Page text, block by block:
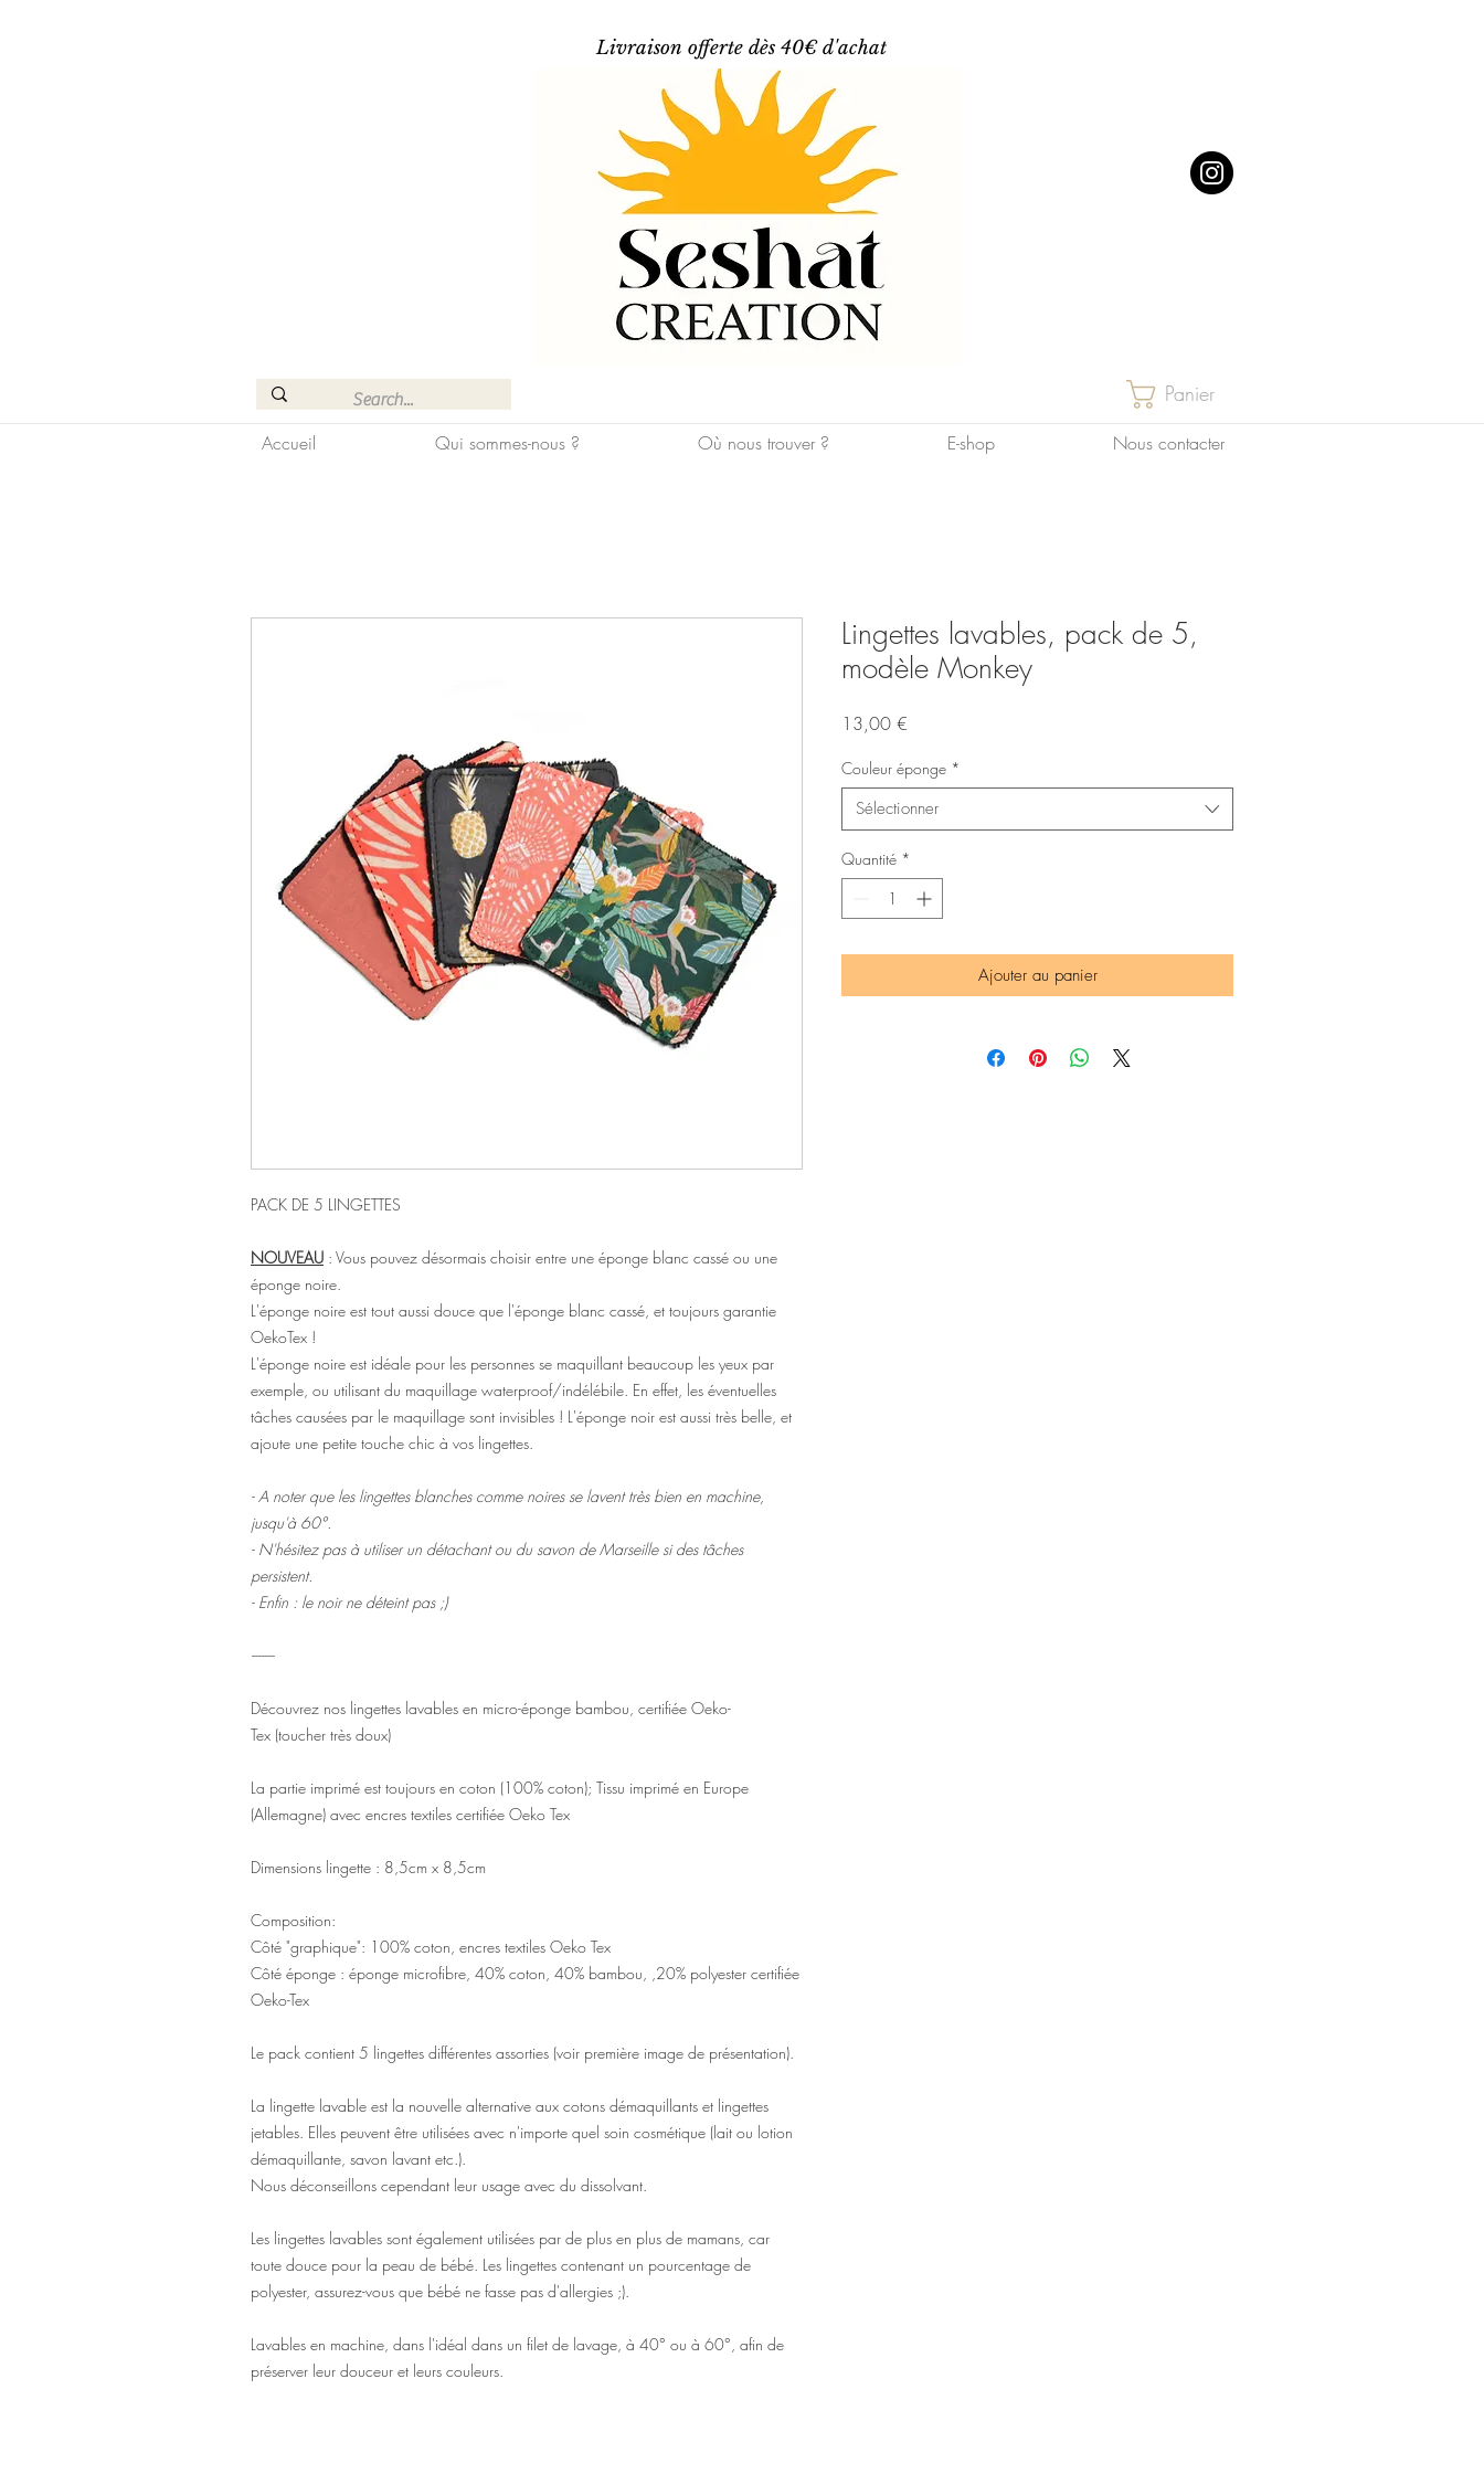
Livraison offerte dès 40€ d'achat
Panier
Accueil Qui sommes-nous ? Où nous trouver ? E-shop Nous contacter
PACK DE 5 LINGETTES
NOUVEAU : Vous pouvez désormais choisir entre une éponge blanc cassé ou une
éponge noire.
L'éponge noire est tout aussi douce que l'éponge blanc cassé, et toujours garantie
OekoTex !
L'éponge noire est idéale pour les personnes se maquillant beaucoup les yeux par
exemple, ou utilisant du maquillage waterproof/indélébile. En effet, les éventuelles
tâches causées par le maquillage sont invisibles ! L'éponge noir est aussi très belle, et
ajoute une petite touche chic à vos lingettes.
- A noter que les lingettes blanches comme noires se lavent très bien en machine,
jusqu'à 60°.
- N'hésitez pas à utiliser un détachant ou du savon de Marseille si des tâches
persistent.
- Enfin : le noir ne déteint pas ;)
-------
Découvrez nos lingettes lavables en micro-éponge bambou, certifiée Oeko-
Tex (toucher très doux)
La partie imprimé est toujours en coton (100% coton); Tissu imprimé en Europe
(Allemagne) avec encres textiles certifiée Oeko Tex
Dimensions lingette : 8,5cm x 8,5cm
Composition:
Côté "graphique": 100% coton, encres textiles Oeko Tex
Côté éponge : éponge microfibre, 40% coton, 40% bambou, ,20% polyester certifiée
Oeko-Tex
Le pack contient 5 lingettes différentes assorties (voir première image de présentation).
La lingette lavable est la nouvelle alternative aux cotons démaquillants et lingettes
jetables. Elles peuvent être utilisées avec n'importe quel soin cosmétique (lait ou lotion
démaquillante, savon lavant etc.).
Nous déconseillons cependant leur usage avec du dissolvant.
Les lingettes lavables sont également utilisées par de plus en plus de mamans, car
toute douce pour la peau de bébé. Les lingettes contenant un pourcentage de
polyester, assurez-vous que bébé ne fasse pas d'allergies ;).
Lavables en machine, dans l'idéal dans un filet de lavage, à 40° ou à 60°, afin de
préserver leur douceur et leurs couleurs.
Lingettes lavables, pack de 5,
modèle Monkey
13,00 €
Couleur éponge *
Sélectionner
Quantité *
Ajouter au panier